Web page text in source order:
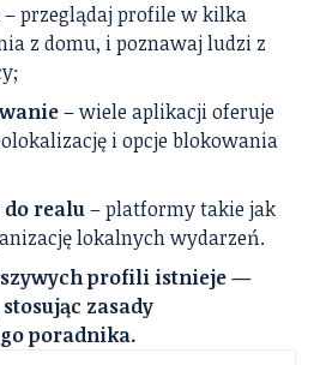
– przeglądaj profile w kilka
z domu, i poznawaj ludzi z
– wiele aplikacji oferuje
i opcje blokowania
do realu– platformy takie jak
lokalnych wydarzeń.
profili istnieje —
zasady
poradnika.